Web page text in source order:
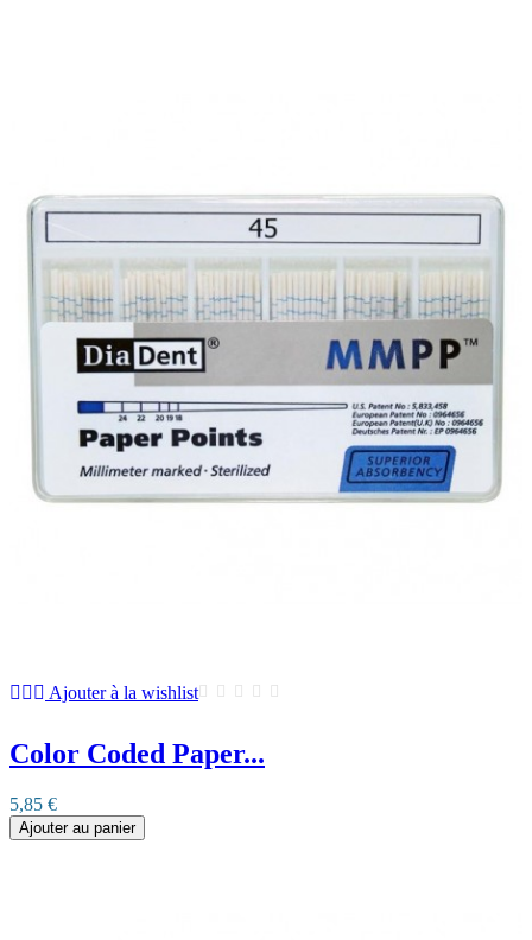
Ajouter à la wishlist
Color Coded Paper...
5,85 €
Ajouter au panier